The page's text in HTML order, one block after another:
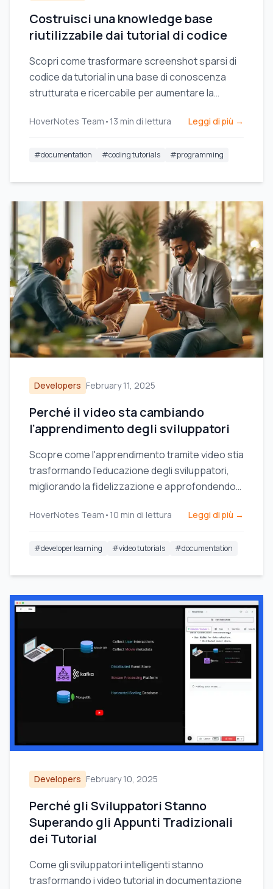
Costruisci una knowledge base
riutilizzabile dai tutorial di codice
Scopri come trasformare screenshot sparsi di
codice da tutorial in una base di conoscenza
strutturata e ricercabile per aumentare la
HoverNotes Team • 13 min di lettura Leggi di più →
#documentation #coding tutorials #programming
Developers February 11, 2025
Perché il video sta cambiando
l'apprendimento degli sviluppatori
Scopre come l'apprendimento tramite video stia
trasformando l'educazione degli sviluppatori,
migliorando la fidelizzazione e approfondendo
testuale tradizionale.
HoverNotes Team • 10 min di lettura Leggi di più →
#developer learning #video tutorials #documentation
Developers February 10, 2025
Perché gli Sviluppatori Stanno
Superando gli Appunti Tradizionali
dei Tutorial
Come gli sviluppatori intelligenti stanno
trasformando i video tutorial in documentazione